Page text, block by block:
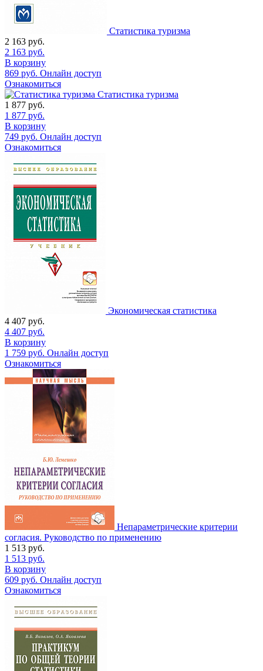
Статистика туризма
2 163 руб.
2 163 руб.
В корзину
869 руб. Онлайн доступ
Ознакомиться
Статистика туризма
1 877 руб.
1 877 руб.
В корзину
749 руб. Онлайн доступ
Ознакомиться
Экономическая статистика
4 407 руб.
4 407 руб.
В корзину
1 759 руб. Онлайн доступ
Ознакомиться
Непараметрические критерии
согласия. Руководство по применению
1 513 руб.
1 513 руб.
В корзину
609 руб. Онлайн доступ
Ознакомиться